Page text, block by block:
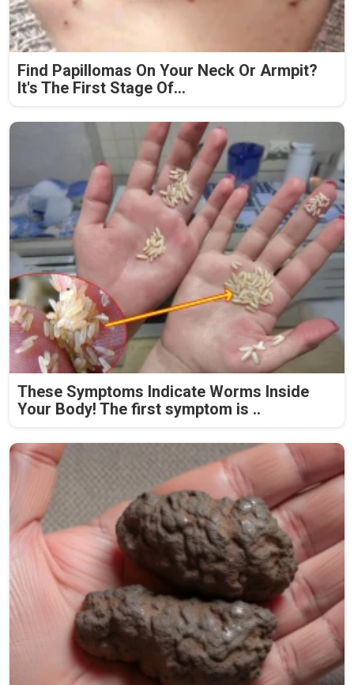
Find Papillomas On Your Neck Or Armpit?
It's The First Stage Of...
These Symptoms Indicate Worms Inside
Your Body! The first symptom is ..